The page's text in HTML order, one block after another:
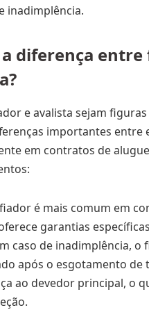
inadimplência.
diferença
e avalista sejam
importantes entre
em contratos de
é mais comum em
garantias
caso de inadimplência, o
após o esgotamento de
ao devedor principal, o